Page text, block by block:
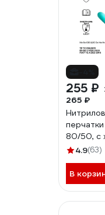
255 ₽
265 ₽
80/50, с
4.9(63)
В